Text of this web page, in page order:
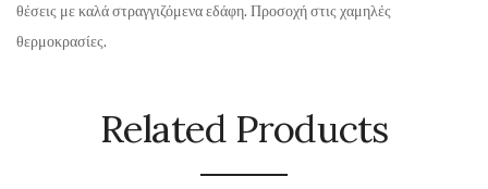
θέσεις με καλά στραγγιζόμενα εδάφη. Προσοχή στις χαμηλές
θερμοκρασίες.
Related Products